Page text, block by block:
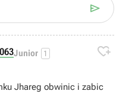

Junior 1 
Jhareg obwinic i zabic